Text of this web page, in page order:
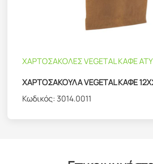
ΧΑΡΤΟΣΑΚΟΛΕΣ VEGETAL ΚΑΦΕ
ΧΑΡΤΟΣΑΚΟΥΛΑ VEGETAL ΚΑΦΕ
Κωδικός: 3014.0011